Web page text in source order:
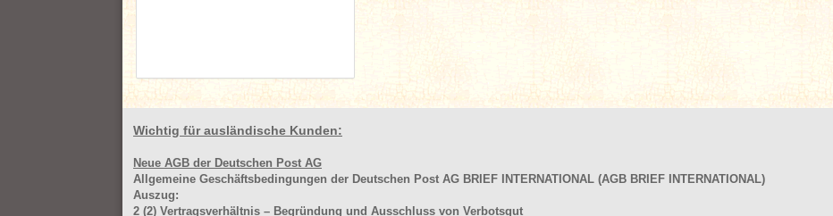
Wichtig für ausländische Kunden:
Neue AGB der Deutschen Post AG
Allgemeine Geschäftsbedingungen der Deutschen Post AG BRIEF INTERNATIONAL (AGB BRIEF INTERNATIONAL)
Auszug:
2 (2) Vertragsverhältnis – Begründung und Ausschluss von Verbotsgut